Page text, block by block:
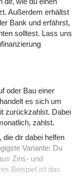
Außerdem erhältst
Bank und erfährst,
solltest. Lass uns
oder Bau einer
es sich um
zurückzahlst. Dabei
zahlst.
die dir dabei helfen
Variante: Du
Zins- und
Beispiel ist das